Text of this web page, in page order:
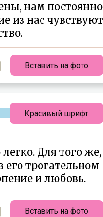
нам постоянно
из нас чувствуют
Вставить на фото
Для того же,
его трогательном
и любовь.
Вставить на фото
Красивый шрифт